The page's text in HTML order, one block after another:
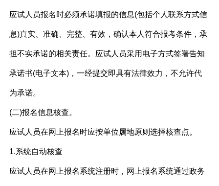
应试人员报名时必须承诺填报的信息(包括个人联系方式信
息)真实、准确、完整、有效，确认本人符合报考条件，承
担不实承诺的相关责任。应试人员采用电子方式签署告知
承诺书(电子文本)，一经提交即具有法律效力，不允许代
为承诺。
(二)报名信息核查。
应试人员在网上报名时应按单位属地原则选择核查点。
1.系统自动核查
应试人员在网上报名系统注册时，网上报名系统通过政务